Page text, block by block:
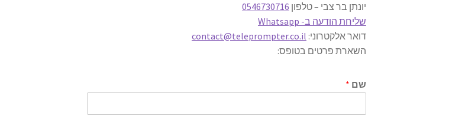
יונתן בר צבי – טלפון 0546730716
שליחת הודעה ב- Whatsapp
דואר אלקטרוני: contact@teleprompter.co.il
השארת פרטים בטופס:
שם *